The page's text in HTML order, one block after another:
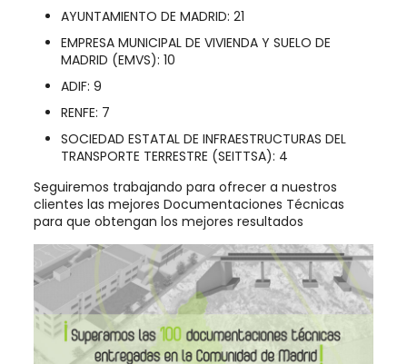
AYUNTAMIENTO DE MADRID: 21
EMPRESA MUNICIPAL DE VIVIENDA Y SUELO DE
MADRID (EMVS): 10
ADIF: 9
RENFE: 7
SOCIEDAD ESTATAL DE INFRAESTRUCTURAS DEL
TRANSPORTE TERRESTRE (SEITTSA): 4
Seguiremos trabajando para ofrecer a nuestros
clientes las mejores Documentaciones Técnicas
para que obtengan los mejores resultados